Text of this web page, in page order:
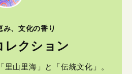
み、文化の香り
レクション
山里海」と「伝統文化」。